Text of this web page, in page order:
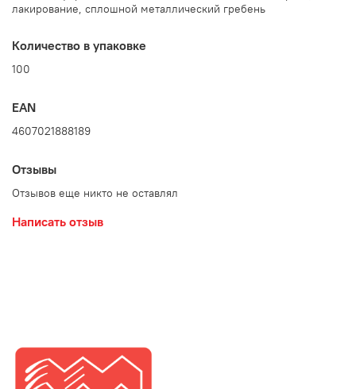
лакирование, сплошной металлический гребень
Количество в упаковке
100
EAN
4607021888189
Отзывы
Отзывов еще никто не оставлял
Написать отзыв